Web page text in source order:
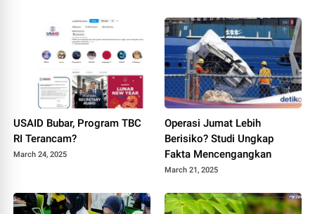
USAID Bubar, Program TBC
RI Terancam?
March 24, 2025
Operasi Jumat Lebih
Berisiko? Studi Ungkap
Fakta Mencengangkan
March 21, 2025